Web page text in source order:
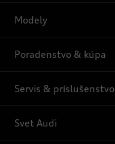
Modely
Poradenstvo & kúpa
Servis & príslušenstvo
Svet Audi